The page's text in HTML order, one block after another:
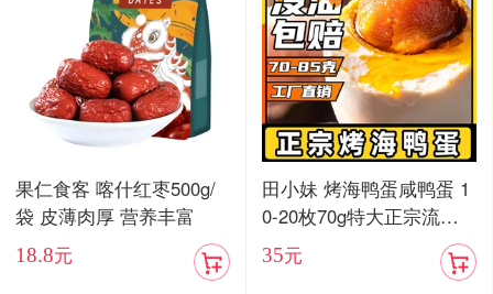
果仁食客 喀什红枣500g/
袋 皮薄肉厚 营养丰富
18.8元
田小妹 烤海鸭蛋咸鸭蛋 1
0-20枚70g特大正宗流油
烤海鸭蛋广东红树林整箱
包邮
35元